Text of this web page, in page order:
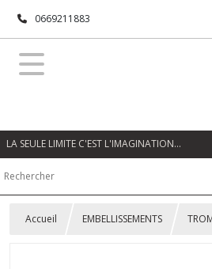
0669211883
LA SEULE LIMITE C'EST L'IMAGINATION…
Accueil EMBELLISSEMENTS